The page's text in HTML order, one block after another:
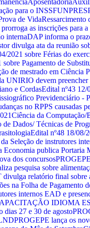
Aposentadoria
para o INSS
de VidaRessarcimento
as inscrições para
internaDAP informa o
divulga ata da reunião
2021 sobre Férias do
Pagamento de
de mestrado em Ciência
UNIRIO devem
e CordasEdital nº43 12/
Previdenciário -
no RPPS causadas
Ciência da Computação/
Dados/ Técnicas de
Edital nº48 18/08/
Seleção de instrutores
Economia publica Portaria
dos concursos
pesquisa sobre
relatório final sobre
na Folha de Pagamento
internos EAD e
IDIOMA
dias 27 e 30 de agosto
PROGEPE lança os